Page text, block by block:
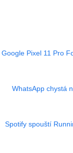
Google Pixel 11 Pro
WhatsApp chystá
Spotify spouští